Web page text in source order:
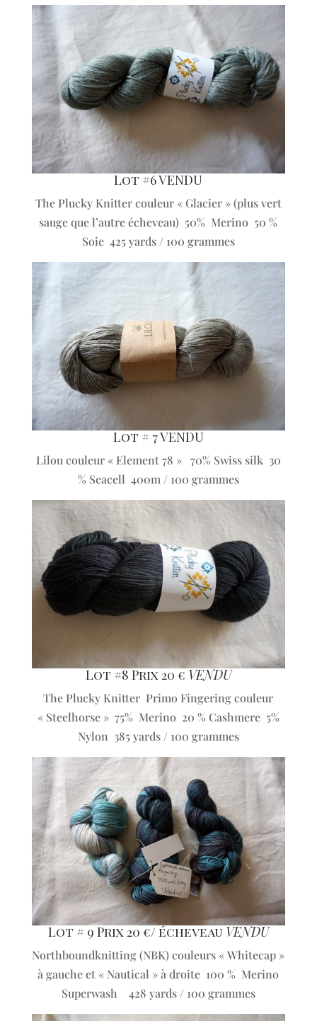
Lot #6 VENDU
The Plucky Knitter couleur « Glacier » (plus vert
sauge que l’autre écheveau) 50% Merino 50 %
Soie 425 yards / 100 grammes
Lot # 7 VENDU
Lilou couleur « Element 78 » 70% Swiss silk 30
% Seacell 400m / 100 grammes
Lot #8 Prix 20 € VENDU
The Plucky Knitter Primo Fingering couleur
« Steelhorse » 75% Merino 20 % Cashmere 5%
Nylon 385 yards / 100 grammes
Lot # 9 Prix 20 €/ écheveau VENDU
Northboundknitting (NBK) couleurs « Whitecap »
à gauche et « Nautical » à droite 100 % Merino
Superwash 428 yards / 100 grammes